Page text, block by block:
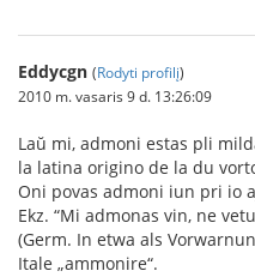
Eddycgn (Rodyti profilį)
2010 m. vasaris 9 d. 13:26:09
Laŭ mi, admoni estas pli
la latina origino de la du
Oni povas admoni iun pri io
Ekz. “Mi admonas vin, ne
(Germ. In etwa als
Itale „ammonire“.